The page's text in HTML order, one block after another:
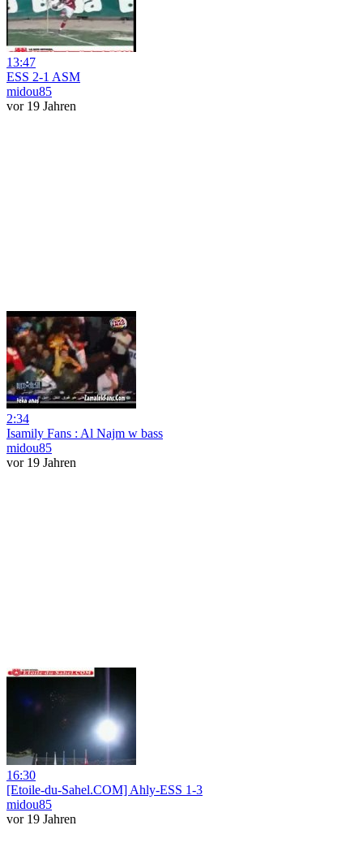
13:47
ESS 2-1 ASM
midou85
vor 19 Jahren
2:34
Isamily Fans : Al Najm w bass
midou85
vor 19 Jahren
16:30
[Etoile-du-Sahel.COM] Ahly-ESS 1-3
midou85
vor 19 Jahren